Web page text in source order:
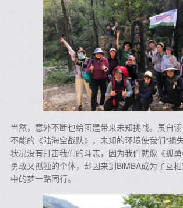
当然，意外不断也给团建带来未知挑战。虽自
不能的《陆海空战队》，未知的环境使我们“损
状况没有打击我们的斗志，因为我们就像《孤
勇敢又孤独的个体，却因来到BiMBA成为了互
中的梦一路同行。